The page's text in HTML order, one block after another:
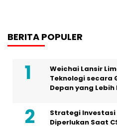
BERITA POPULER
Weichai Lansir
Teknologi secara
Depan yang
Strategi Investasi
Diperlukan Saat